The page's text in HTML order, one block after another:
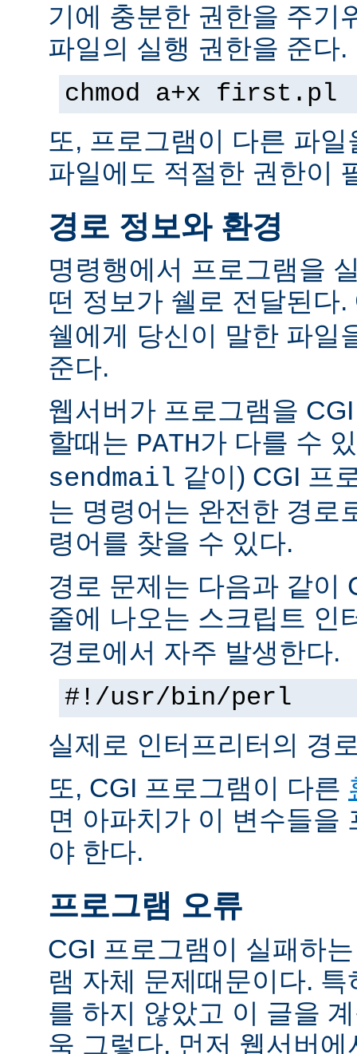
기에 충분한 권한을 주기
파일의 실행 권한을 준다.
chmod a+x first.pl
또, 프로그램이 다른 파
파일에도 적절한 권한이
경로 정보와 환경
명령행에서 프로그램을
떤 정보가 쉘로 전달된다
쉘에게 당신이 말한 파일
준다.
웹서버가 프로그램을
할때는 PATH가 다를 수
sendmail 같이) CGI 프
는 명령어는 완전한 경로
령어를 찾을 수 있다.
경로 문제는 다음과 같이
줄에 나오는 스크립트 인
경로에서 자주 발생한다.
#!/usr/bin/perl
실제로 인터프리터의 경
또, CGI 프로그램이 다른
면 아파치가 이 변수들을
야 한다.
프로그램 오류
CGI 프로그램이 실패하
램 자체 문제때문이다.
를 하지 않았고 이 글을
욱 그렇다. 먼저 웹서버